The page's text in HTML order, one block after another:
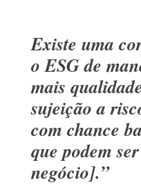
Existe uma
o ESG de
mais
sujeição a
com chance
que podem
negócio].”